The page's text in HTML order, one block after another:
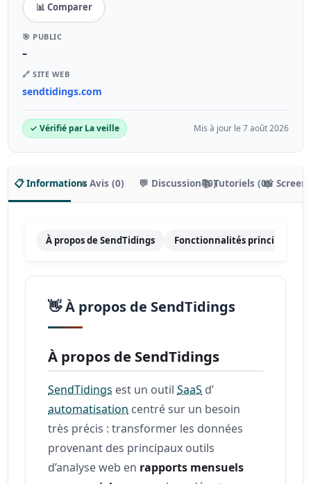
📊 Comparer
🎯 PUBLIC
–
🔗 SITE WEB
sendtidings.com
✓ Vérifié par La veille Mis à jour le 7 août 2026
📋 Informations⭐ Avis (0) 💬 Discussion (0)📚 Tutoriels (0)📸
À propos de SendTidings Fonctionnalités principales
👋 À propos de SendTidings
À propos de SendTidings
SendTidings est un outilSaaS d’
automatisation centré sur un besoin
très précis : transformer les données
provenant des principaux outils
d’analyse web en rapports mensuels